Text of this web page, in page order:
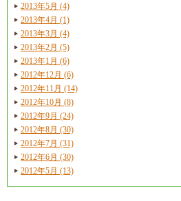
2013年5月 (4)
2013年4月 (1)
2013年3月 (4)
2013年2月 (5)
2013年1月 (6)
2012年12月 (6)
2012年11月 (14)
2012年10月 (8)
2012年9月 (24)
2012年8月 (30)
2012年7月 (31)
2012年6月 (30)
2012年5月 (13)